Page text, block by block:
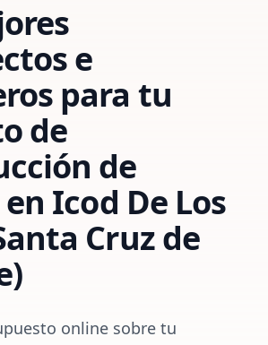
e
para tu
de
de
Icod De Los
Cruz de
online sobre tu